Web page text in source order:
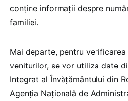
conține informații despre
familiei.
Mai departe, pentru
veniturilor, se vor utiliza date
Integrat al Învățământului din
Agenția Națională de